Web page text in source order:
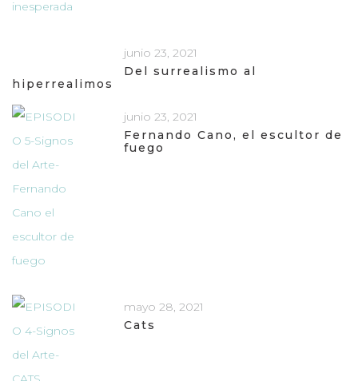
junio 23, 2021
Del surrealismo al
hiperrealimos
junio 23, 2021
Fernando Cano, el escultor de
fuego
mayo 28, 2021
Cats